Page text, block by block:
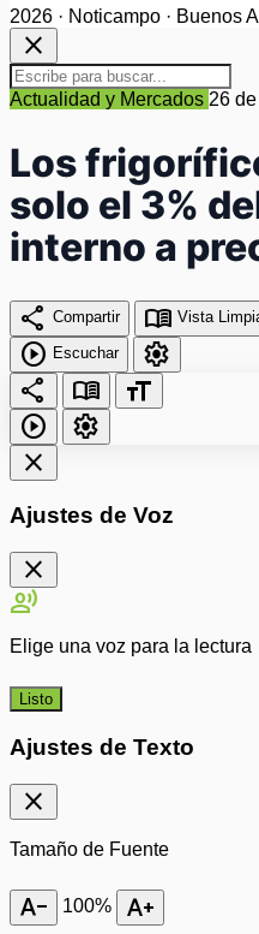
2026 · Noticampo · Buenos
close
Actualidad y Mercados 26
Los
solo el 3%
interno a
share Compartir menu_book Vista
play_circle Escuchar
settings
share
menu_book
format_size
play_circle
settings
close
Ajustes de Voz
close
record_voice_over
Elige una voz para la lectura
Listo
Ajustes de Texto
close
Tamaño de Fuente
text_decrease 100% text_increase